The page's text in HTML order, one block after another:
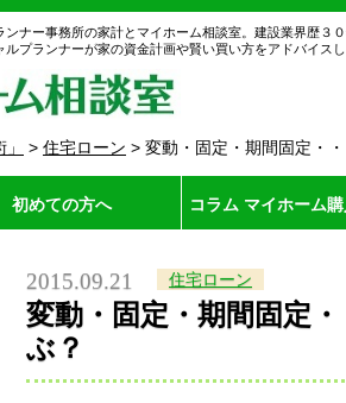
ナー事務所の家計とマイホーム相談室。建設業界歴３
プランナーが家の資金計画や賢い買い方をアドバイスし
> 住宅ローン > 変動・固定・期間固定・
初めての方へ コラム マイホーム
2015.09.21 住宅ローン
変動・固定・期間固定
ぶ？